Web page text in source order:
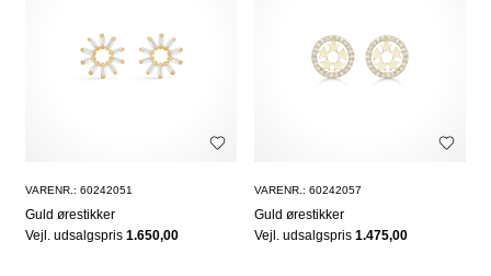
VARENR.: 60242051
Guld ørestikker
Vejl. udsalgspris 1.650,00
VARENR.: 60242057
Guld ørestikker
Vejl. udsalgspris1.475,00